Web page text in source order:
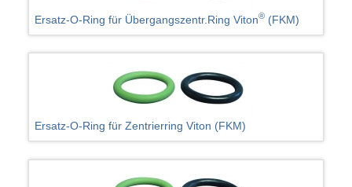
Ersatz-O-Ring für Übergangszentr.Ring Viton® (FKM)
Ersatz-O-Ring für Zentrierring Viton (FKM)